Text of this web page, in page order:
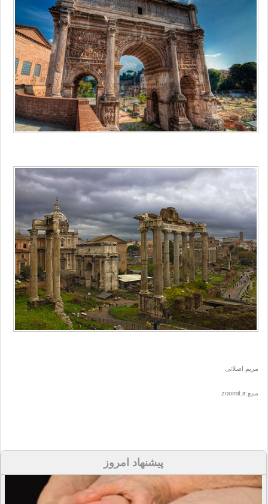
مریم اصلانی
منبع:zoomit.ir
پیشنهاد امروز